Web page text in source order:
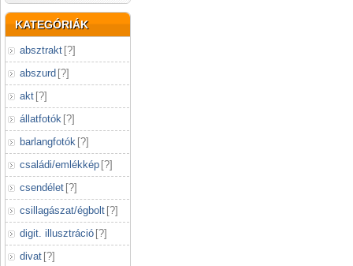
KATEGÓRIÁK
absztrakt [?]
abszurd [?]
akt [?]
állatfotók [?]
barlangfotók [?]
családi/emlékkép [?]
csendélet [?]
csillagászat/égbolt [?]
digit. illusztráció [?]
divat [?]